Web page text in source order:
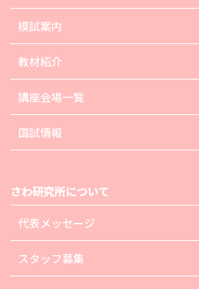
模試案内
教材紹介
講座会場一覧
国試情報
さわ研究所について
代表メッセージ
スタッフ募集